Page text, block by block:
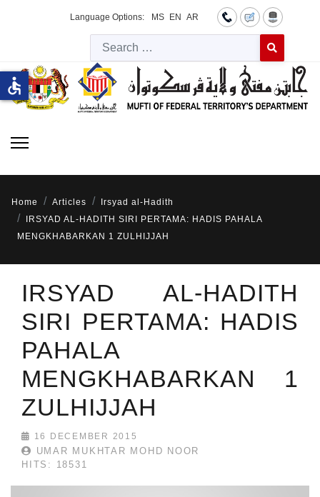
Language Options: MS EN AR
Type 2 or
Home Articles
Irsyad al-Hadith
IRSYAD AL-HADITH SIRI PERTAMA: HADIS PAHALA
MENGKHABARKAN 1 ZULHIJJAH
IRSYAD AL-HADITH
SIRI PERTAMA: HADIS
PAHALA
MENGKHABARKAN 1
ZULHIJJAH
16 DECEMBER 2015
UMAR MUKHTAR MOHD NOOR
HITS: 18531
accessible